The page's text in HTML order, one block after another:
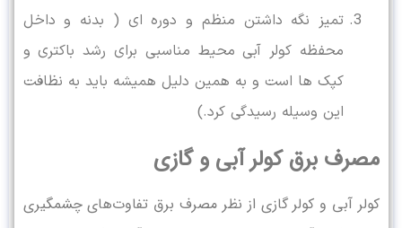
تمیز نگه داشتن منظم و دوره ای ( بدنه و داخل
محفظه کولر آبی محیط مناسبی برای رشد باکتری و
کپک ها است و به همین دلیل همیشه باید به نظافت
این وسیله رسیدگی کرد.)
مصرف برق کولر آبی و گازی
کولر آبی و کولر گازی از نظر مصرف برق تفاوت‌های چشمگیری